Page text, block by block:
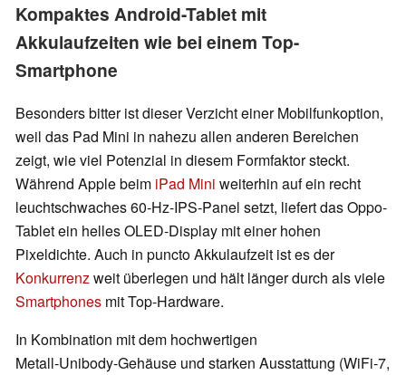
Kompaktes Android-Tablet mit
Akkulaufzeiten wie bei einem Top-
Smartphone
Besonders bitter ist dieser Verzicht einer Mobilfunkoption,
weil das Pad Mini in nahezu allen anderen Bereichen
zeigt, wie viel Potenzial in diesem Formfaktor steckt.
Während Apple beim iPad Mini weiterhin auf ein recht
leuchtschwaches 60‑Hz‑IPS‑Panel setzt, liefert das Oppo-
Tablet ein helles OLED‑Display mit einer hohen
Pixeldichte. Auch in puncto Akkulaufzeit ist es der
Konkurrenzweit überlegen und hält länger durch als viele
Smartphones mit Top-Hardware.
In Kombination mit dem hochwertigen
Metall‑Unibody‑Gehäuse und starken Ausstattung (WiFi‑7,